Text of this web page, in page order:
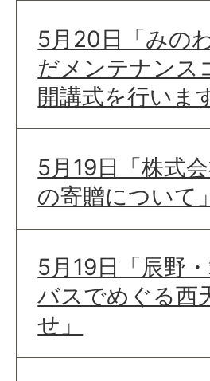
5月20日「みの
だメンテナンス
開講式を行いま
5月19日「株式
の寄贈について」
5月19日「辰野
バスでめぐる西
せ」